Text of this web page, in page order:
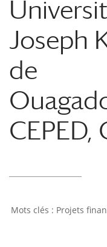
Joseph
de
CEPED,
Projets